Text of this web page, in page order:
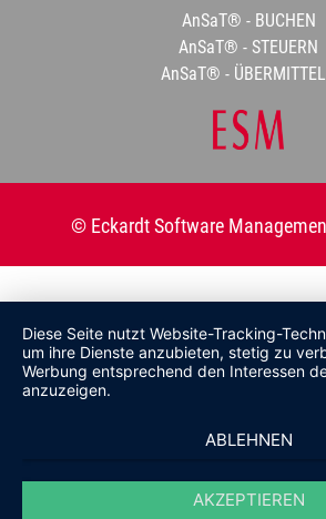
AnSaT® - BUCHEN
AnSaT® - STEUERN
AnSaT® -
© Eckardt Software
Diese Seite nutzt Website-Tracking-
um ihre Dienste anzubieten, stetig zu
Werbung entsprechend den Interessen
anzuzeigen.
ABLEHNEN
AKZEPTIEREN